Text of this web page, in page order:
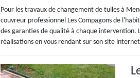
Pour les travaux de changement de tuiles à
couvreur professionnel Les Compagons de
des garanties de qualité à chaque intervention.
réalisations en vous rendant sur son site